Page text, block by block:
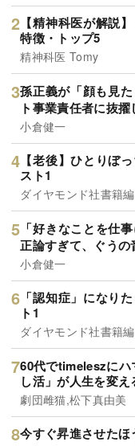
【精神科医が解説
特徴・トップ5
精神科医 Tomy
孫正義が「顔も見
ト事業責任者に抜
小倉健一
【老後】ひとりぼ
スト1
ダイヤモンド社書籍
「好きなことを仕
正論すぎて、ぐうの
小倉健一
「認知症」になり
ト1
ダイヤモンド社書籍
60代でtimeleszに
し活」が人生を変え
劇団雌猫,松下真由美
今すぐ昇進させたほ